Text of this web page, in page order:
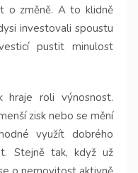
o změně. A to klidně
investovali spoustu
pustit minulost
hraje roli výnosnost.
zisk nebo se mění
využít dobrého
Stejně tak, když už